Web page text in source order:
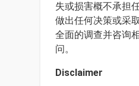
失或损害概不承担
做出任何决策或采
全面的调查并咨询
问。
Disclaimer